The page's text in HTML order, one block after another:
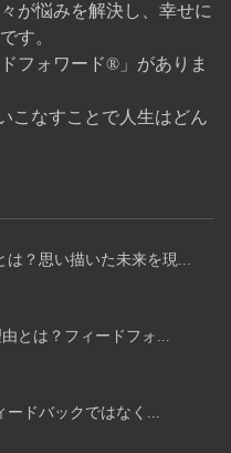
が悩みを解決し、幸せに
す。
フォワード®」がありま
こなすことで人生はどん
は？思い描いた未来を現...
とは？フィードフォ...
ードバックではなく...